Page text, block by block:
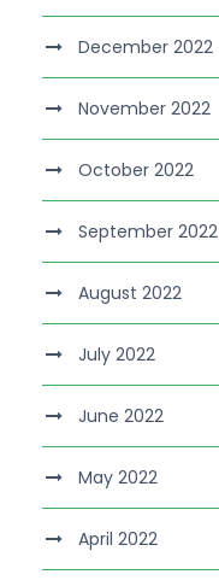
December 2022
November 2022
October 2022
September 2022
August 2022
July 2022
June 2022
May 2022
April 2022